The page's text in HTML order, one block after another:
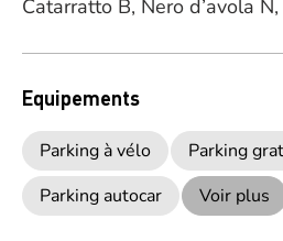
Catarratto B, Nero d’avola
Equipements
Parking à vélo Parking
Parking autocar
Voir plus